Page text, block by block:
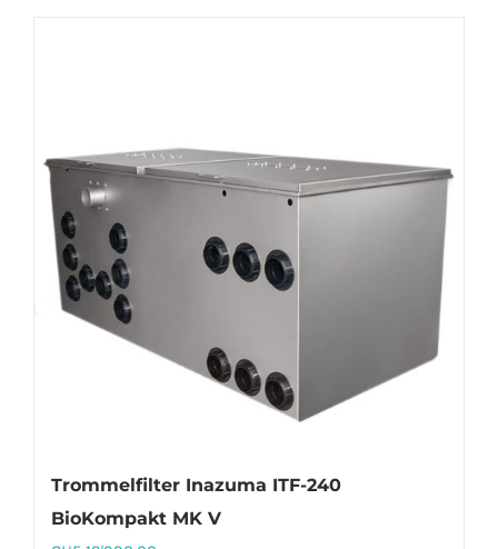
Trommelfilter Inazuma ITF-240
BioKompakt MK V